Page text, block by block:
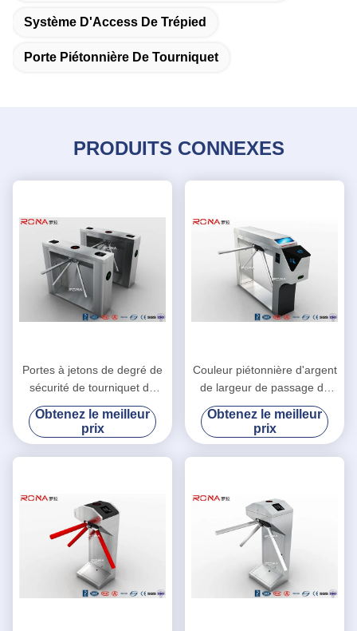
Système D'Access De Trépied
Porte Piétonnière De Tourniquet
PRODUITS CONNEXES
Portes à jetons de degré de
sécurité de tourniquet de
bras de baisse avec la
solution fiable d'entrée
Obtenez le meilleur
prix
Couleur piétonnière d'argent
de largeur de passage du
système 550mm d'Access
de trépied de contrôle
d'accès
Obtenez le meilleur
prix